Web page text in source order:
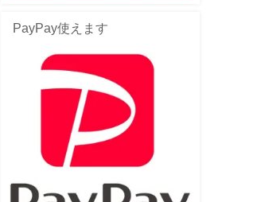
PayPay使えます